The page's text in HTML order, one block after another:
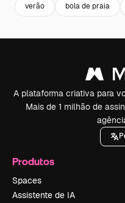
verão bola de praia
A plataforma criativa para
Mais de 1 milhão de
Produtos
Spaces
Assistente de IA